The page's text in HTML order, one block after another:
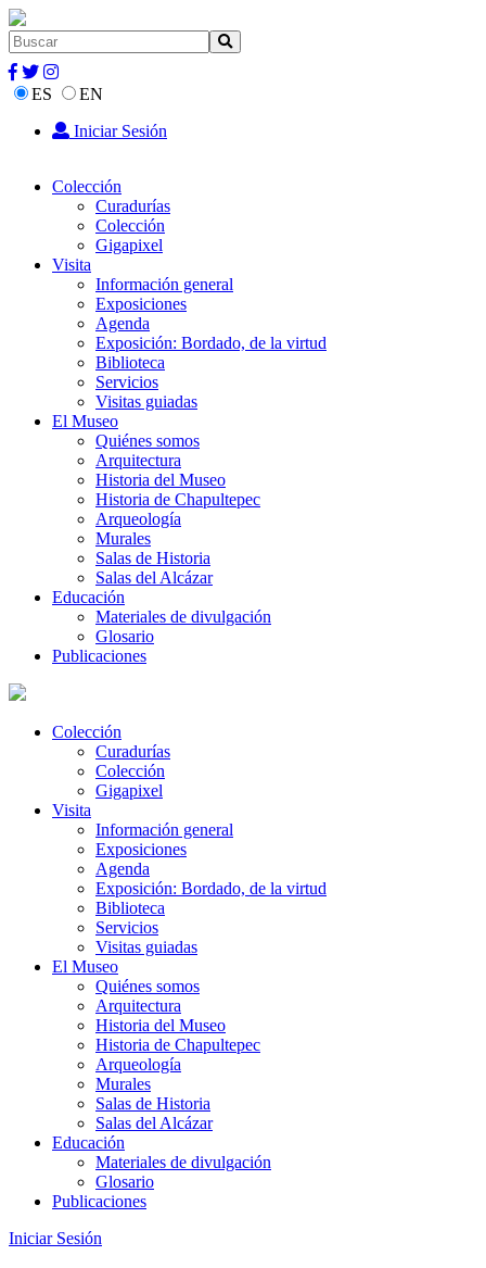
ES
EN
Iniciar Sesión
Colección
Curadurías
Colección
Gigapixel
Visita
Información general
Exposiciones
Agenda
Exposición: Bordado, de la virtud
Biblioteca
Servicios
Visitas guiadas
El Museo
Quiénes somos
Arquitectura
Historia del Museo
Historia de Chapultepec
Arqueología
Murales
Salas de Historia
Salas del Alcázar
Educación
Materiales de divulgación
Glosario
Publicaciones
Colección
Curadurías
Colección
Gigapixel
Visita
Información general
Exposiciones
Agenda
Exposición: Bordado, de la virtud
Biblioteca
Servicios
Visitas guiadas
El Museo
Quiénes somos
Arquitectura
Historia del Museo
Historia de Chapultepec
Arqueología
Murales
Salas de Historia
Salas del Alcázar
Educación
Materiales de divulgación
Glosario
Publicaciones
Iniciar Sesión